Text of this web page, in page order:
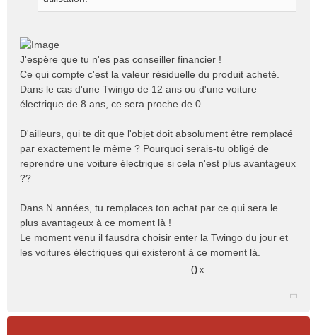
l
u
J'espère que tu n'es pas conseiller financier !
Ce qui compte c'est la valeur résiduelle du produit acheté.
Dans le cas d'une Twingo de 12 ans ou d'une voiture
électrique de 8 ans, ce sera proche de 0.
D'ailleurs, qui te dit que l'objet doit absolument être remplacé
par exactement le même ? Pourquoi serais-tu obligé de
reprendre une voiture électrique si cela n'est plus avantageux
??
Dans N années, tu remplaces ton achat par ce qui sera le
plus avantageux à ce moment là !
Le moment venu il fausdra choisir enter la Twingo du jour et
les voitures électriques qui existeront à ce moment là.
0 x